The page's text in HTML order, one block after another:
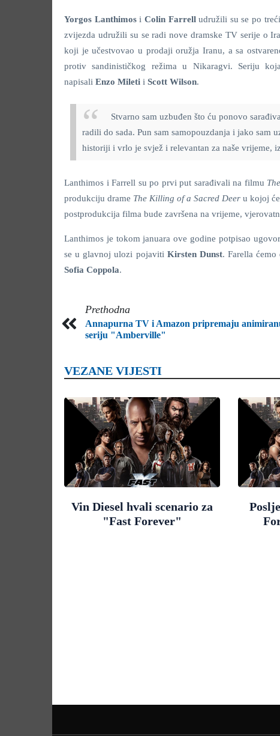
Yorgos Lanthimosi Colin Farrelludružili su se po
zvijezda udružili su se radi nove dramske TV serije o
koji je učestvovao u prodaji oružja Iranu, a sa
protiv sandinističkog režima u Nikaragvi. Seriju
napisali Enzo Mileti i Scott Wilson.
Stvarno sam uzbuđen što ću ponovo
radili do sada. Pun sam samopouzdanja i jako sam
historiji i vrlo je svjež i relevantan za naše vrijeme,
Lanthimos i Farrell su po prvi put sarađivali na filmu
produkciju drame The Killing of a Sacred Deer u kojoj
postprodukcija filma bude završena na vrijeme,
Lanthimos je tokom januara ove godine potpisao
se u glavnoj ulozi pojaviti Kirsten Dunst. Farella
Sofia Coppola.
Prethodna
Annapurna TV i Amazon pripremaju
seriju "Amberville"
VEZANE VIJESTI
Vin Diesel hvali scenario za
"Fast Forever"